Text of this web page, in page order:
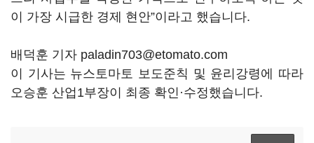
이 가장 시급한 경제 현안”이라고 했습니다.
배덕훈 기자 paladin703@etomato.com
이 기사는 뉴스토마토 보도준칙 및 윤리강령에 따라
오승훈 산업1부장이 최종 확인·수정했습니다.